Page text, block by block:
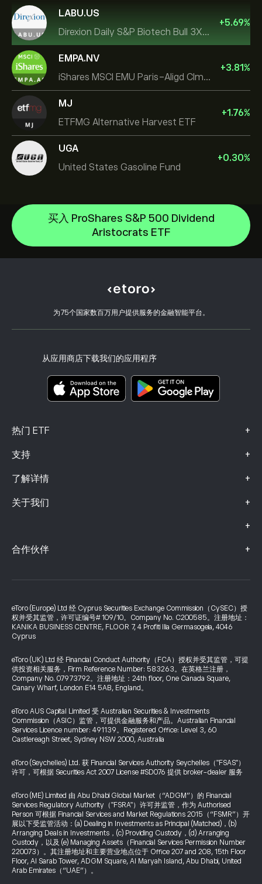
LABU.US
Direxion Daily S&P Biotech Bull 3X ETF
+5.69%
EMPA.NV
iShares MSCI EMU Paris-Aligd Clmt UCITS ETF EUR A
+3.81%
MJ
ETFMG Alternative Harvest ETF
+1.76%
UGA
United States Gasoline Fund
+0.30%
买入 ProShares S&P 500 Dividend
Aristocrats ETF
为75个国家数百万用户提供服务的金融智能平台。
从应用商店下载我们的应用程序
热门 ETF +
iShares $ Treasury Bond 0-1yr UCITS ETF
SS SPDR S&P 500 UCITS ETF
VanEck Semiconductor UCITS ETF
支持 +
帮助中心
如何入金
如何出金
开设账户
客户端漏洞
了解详情 +
CopyTrading 简介
负责任交易
eToro Academy
关于我们 +
选择 eToro 的理由
我们的办事处
+
风险披露
关键信息文档
投诉信息（FCA 客户）
合作伙伴 +
投资保险
eToro (Europe) Ltd 经 Cyprus Securities Exchange Commission（CySEC）授
权并受其监管，许可证编号# 109/10。Company No. C200585。注册地址：
KANIKA BUSINESS CENTRE, FLOOR 7, 4 Profiti Ilia Germasogeia, 4046
Cyprus
eToro (UK) Ltd 经 Financial Conduct Authority（FCA）授权并受其监管，可提
供投资相关服务，Firm Reference Number: 583263。在英格兰注册，
Company No. 07973792。注册地址：24th floor, One Canada Square,
Canary Wharf, London E14 5AB, England。
eToro AUS Capital Limited 受 Australian Securities & Investments
Commission（ASIC）监管，可提供金融服务和产品。Australian Financial
Services Licence number: 491139。Registered Office: Level 3, 60
Castlereagh Street, Sydney NSW 2000, Australia
eToro (Seychelles) Ltd. 获 Financial Services Authority Seychelles（"FSAS"）
许可，可根据 Securities Act 2007 License #SD076 提供 broker-dealer 服务
eToro (ME) Limited 由 Abu Dhabi Global Market（“ADGM”）的 Financial
Services Regulatory Authority（"FSRA"）许可并监管，作为 Authorised
Person 可根据 Financial Services and Market Regulations 2015（“FSMR”）开
展以下受监管活动：(a) Dealing in Investments as Principal (Matched)，(b)
Arranging Deals in Investments，(c) Providing Custody，(d) Arranging
Custody，以及 (e) Managing Assets（Financial Services Permission Number
220073）。其注册地址和主要营业地点位于 Office 207 and 208, 15th Floor
Floor, Al Sarab Tower, ADGM Square, Al Maryah Island, Abu Dhabi, United
Arab Emirates（“UAE”）。